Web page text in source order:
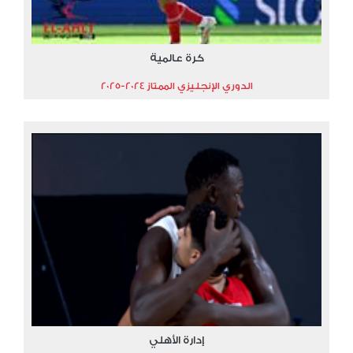
كرة عالمية
الدوري الإنجليزي الممتاز 2024-2025
إدارة الأهلي